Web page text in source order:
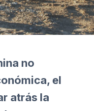
no
el
atrás la